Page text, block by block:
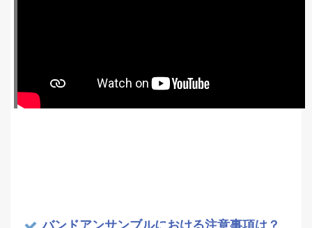
バンドアンサンブルにおける注意事項は？